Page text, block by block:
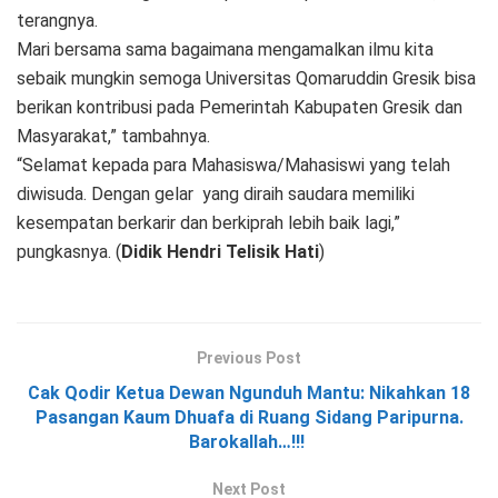
terangnya.
Mari bersama sama bagaimana mengamalkan ilmu kita
sebaik mungkin semoga Universitas Qomaruddin Gresik bisa
berikan kontribusi pada Pemerintah Kabupaten Gresik dan
Masyarakat,” tambahnya.
“Selamat kepada para Mahasiswa/Mahasiswi yang telah
diwisuda. Dengan gelar yang diraih saudara memiliki
kesempatan berkarir dan berkiprah lebih baik lagi,”
pungkasnya. (Didik Hendri Telisik Hati)
Previous Post
Cak Qodir Ketua Dewan Ngunduh Mantu: Nikahkan 18
Pasangan Kaum Dhuafa di Ruang Sidang Paripurna.
Barokallah…!!!
Next Post